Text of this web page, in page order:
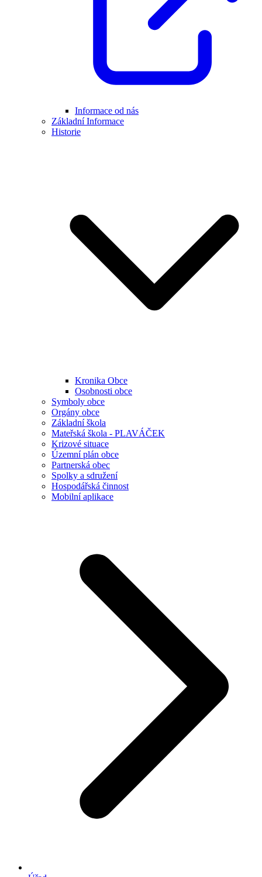
Informace od nás
Základní Informace
Historie
Kronika Obce
Osobnosti obce
Symboly obce
Orgány obce
Základní škola
Mateřská škola - PLAVÁČEK
Krizové situace
Územní plán obce
Partnerská obec
Spolky a sdružení
Hospodářská činnost
Mobilní aplikace